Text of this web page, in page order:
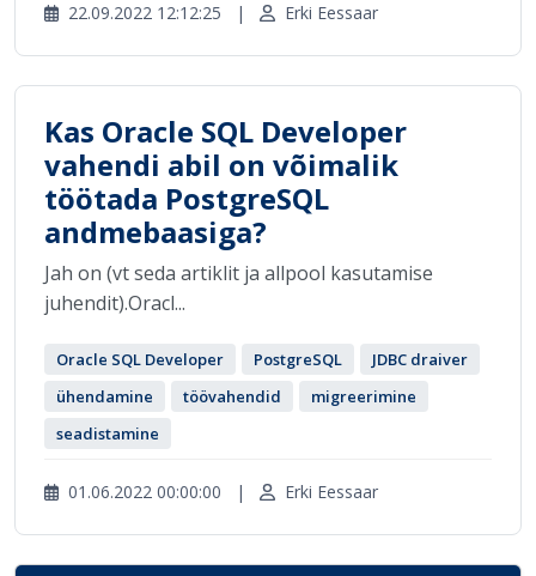
22.09.2022 12:12:25 | Erki Eessaar
Kas Oracle SQL Developer
vahendi abil on võimalik
töötada PostgreSQL
andmebaasiga?
Jah on (vt seda artiklit ja allpool kasutamise
juhendit).Oracl...
Oracle SQL Developer PostgreSQL
JDBC draiver
ühendamine
töövahendid
migreerimine
seadistamine
01.06.2022 00:00:00 | Erki Eessaar